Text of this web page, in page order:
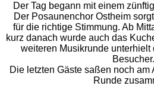
Der Tag begann mit einem
Der Posaunenchor Ostheim
für die richtige Stimmung. Ab
kurz danach wurde auch das
weiteren Musikrunde
Besucher.
Die letzten Gäste saßen noch
Runde